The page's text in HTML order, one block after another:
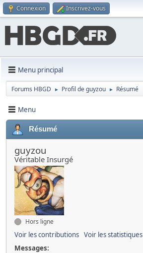
Connexion Inscrivez-vous
Menu principal
Forums HBGD ► Profil de guyzou ► Résumé
Menu
Résumé
guyzou
Véritable Insurgé
Hors ligne
Voir les contributions Voir les statistiques
Messages: